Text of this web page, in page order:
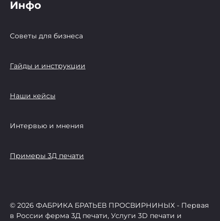
Инфо
Советы для бизнеса
Гайды и инструкции
Наши кейсы
Интервью и мнения
Примеры 3Д печати
© 2026 ФАБРИКА БРАТЬЕВ ПРОСВИРНИНЫХ - Первая
в России ферма 3Д печати, Услуги 3D печати и